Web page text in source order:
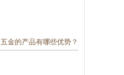
金的产品有哪些优势？